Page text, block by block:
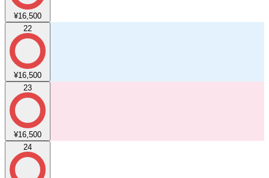
¥16,500
22
¥16,500
23
¥16,500
24